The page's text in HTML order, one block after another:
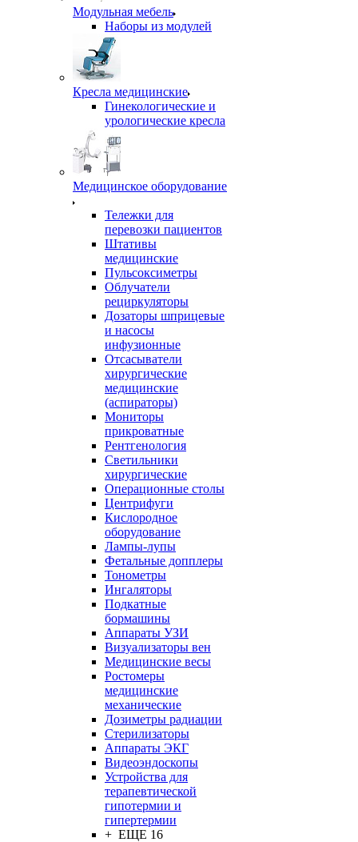
Модульная мебель
Наборы из модулей
Кресла медицинские
Гинекологические и
урологические кресла
Медицинское оборудование
Тележки для
перевозки пациентов
Штативы
медицинские
Пульсоксиметры
Облучатели
рециркуляторы
Дозаторы шприцевые
и насосы
инфузионные
Отсасыватели
хирургические
медицинские
(аспираторы)
Мониторы
прикроватные
Рентгенология
Светильники
хирургические
Операционные столы
Центрифуги
Кислородное
оборудование
Лампы-лупы
Фетальные допплеры
Тонометры
Ингаляторы
Подкатные
бормашины
Аппараты УЗИ
Визуализаторы вен
Медицинские весы
Ростомеры
медицинские
механические
Дозиметры радиации
Стерилизаторы
Аппараты ЭКГ
Видеоэндоскопы
Устройства для
терапевтической
гипотермии и
гипертермии
+ ЕЩЕ 16